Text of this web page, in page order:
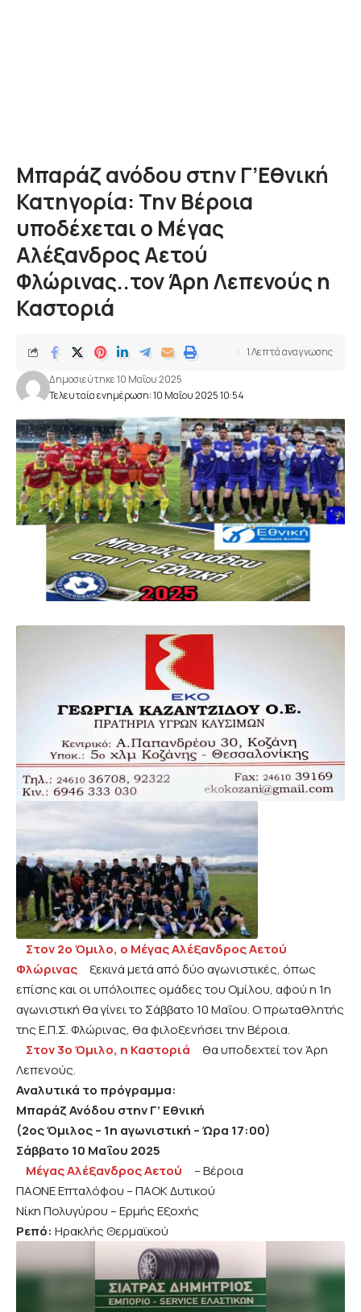
Μπαράζ ανόδου στην Γ’Εθνική
Κατηγορία: Την Βέροια
υποδέχεται ο Μέγας
Αλέξανδρος Αετού
Φλώρινας..τον Άρη Λεπενούς η
Καστοριά
Τελευταία ενημέρωση: 10 Μαΐου 2025 10:54
Δημοσιεύτηκε 10 Μαΐου 2025
1 Λεπτά αναγνωσης
Στον 2ο Όμιλο, ο Μέγας Αλέξανδρος Αετού
Φλώρινας
ξεκινά μετά από δύο αγωνιστικές, όπως
επίσης και οι υπόλοιπες ομάδες του Ομίλου, αφού η 1η
αγωνιστική θα γίνει το Σάββατο 10 Μαΐου. Ο πρωταθλητής
της Ε.Π.Σ. Φλώρινας, θα φιλοξενήσει την Βέροια.
Στον 3ο Όμιλο, η Καστοριά
θα υποδεχτεί τον Άρη
Λεπενούς.
Αναλυτικά το πρόγραμμα:
Μπαράζ Ανόδου στην Γ’ Εθνική
(2ος Όμιλος – 1η αγωνιστική – Ώρα 17:00)
Σάββατο 10 Μαΐου 2025
Μέγας Αλέξανδρος Αετού
– Βέροια
ΠΑΟΝΕ Επταλόφου – ΠΑΟΚ Δυτικού
Νίκη Πολυγύρου – Ερμής Εξοχής
Ρεπό: Ηρακλής Θερμαϊκού